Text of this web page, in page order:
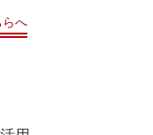
らへ